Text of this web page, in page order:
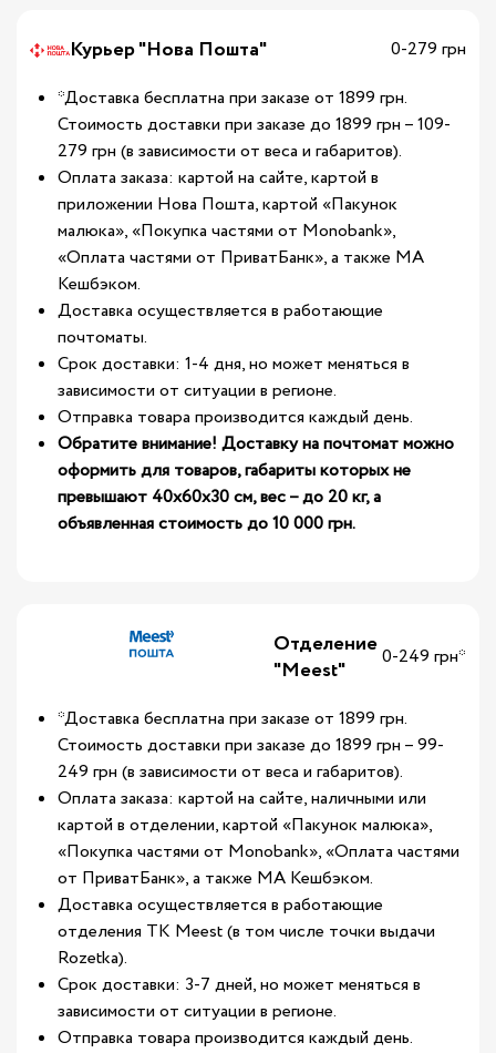
Курьер "Нова Пошта"
0-279 грн
*Доставка бесплатна при заказе от 1899 грн.
Стоимость доставки при заказе до 1899 грн – 109-
279 грн (в зависимости от веса и габаритов).
Оплата заказа: картой на сайте, картой в
приложении Нова Пошта, картой «Пакунок
малюка», «Покупка частями от Monobank»,
«Оплата частями от ПриватБанк», а также МА
Кешбэком.
Доставка осуществляется в работающие
почтоматы.
Срок доставки: 1-4 дня, но может меняться в
зависимости от ситуации в регионе.
Отправка товара производится каждый день.
Обратите внимание! Доставку на почтомат можно
оформить для товаров, габариты которых не
превышают 40х60х30 см, вес – до 20 кг, а
объявленная стоимость до 10 000 грн.
Отделение
"Meest"
0-249 грн*
*Доставка бесплатна при заказе от 1899 грн.
Стоимость доставки при заказе до 1899 грн – 99-
249 грн (в зависимости от веса и габаритов).
Оплата заказа: картой на сайте, наличными или
картой в отделении, картой «Пакунок малюка»,
«Покупка частями от Monobank», «Оплата частями
от ПриватБанк», а также МА Кешбэком.
Доставка осуществляется в работающие
отделения ТК Meest (в том числе точки выдачи
Rozetka).
Срок доставки: 3-7 дней, но может меняться в
зависимости от ситуации в регионе.
Отправка товара производится каждый день.